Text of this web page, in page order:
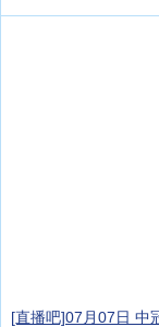
[直播吧]07月07日 中